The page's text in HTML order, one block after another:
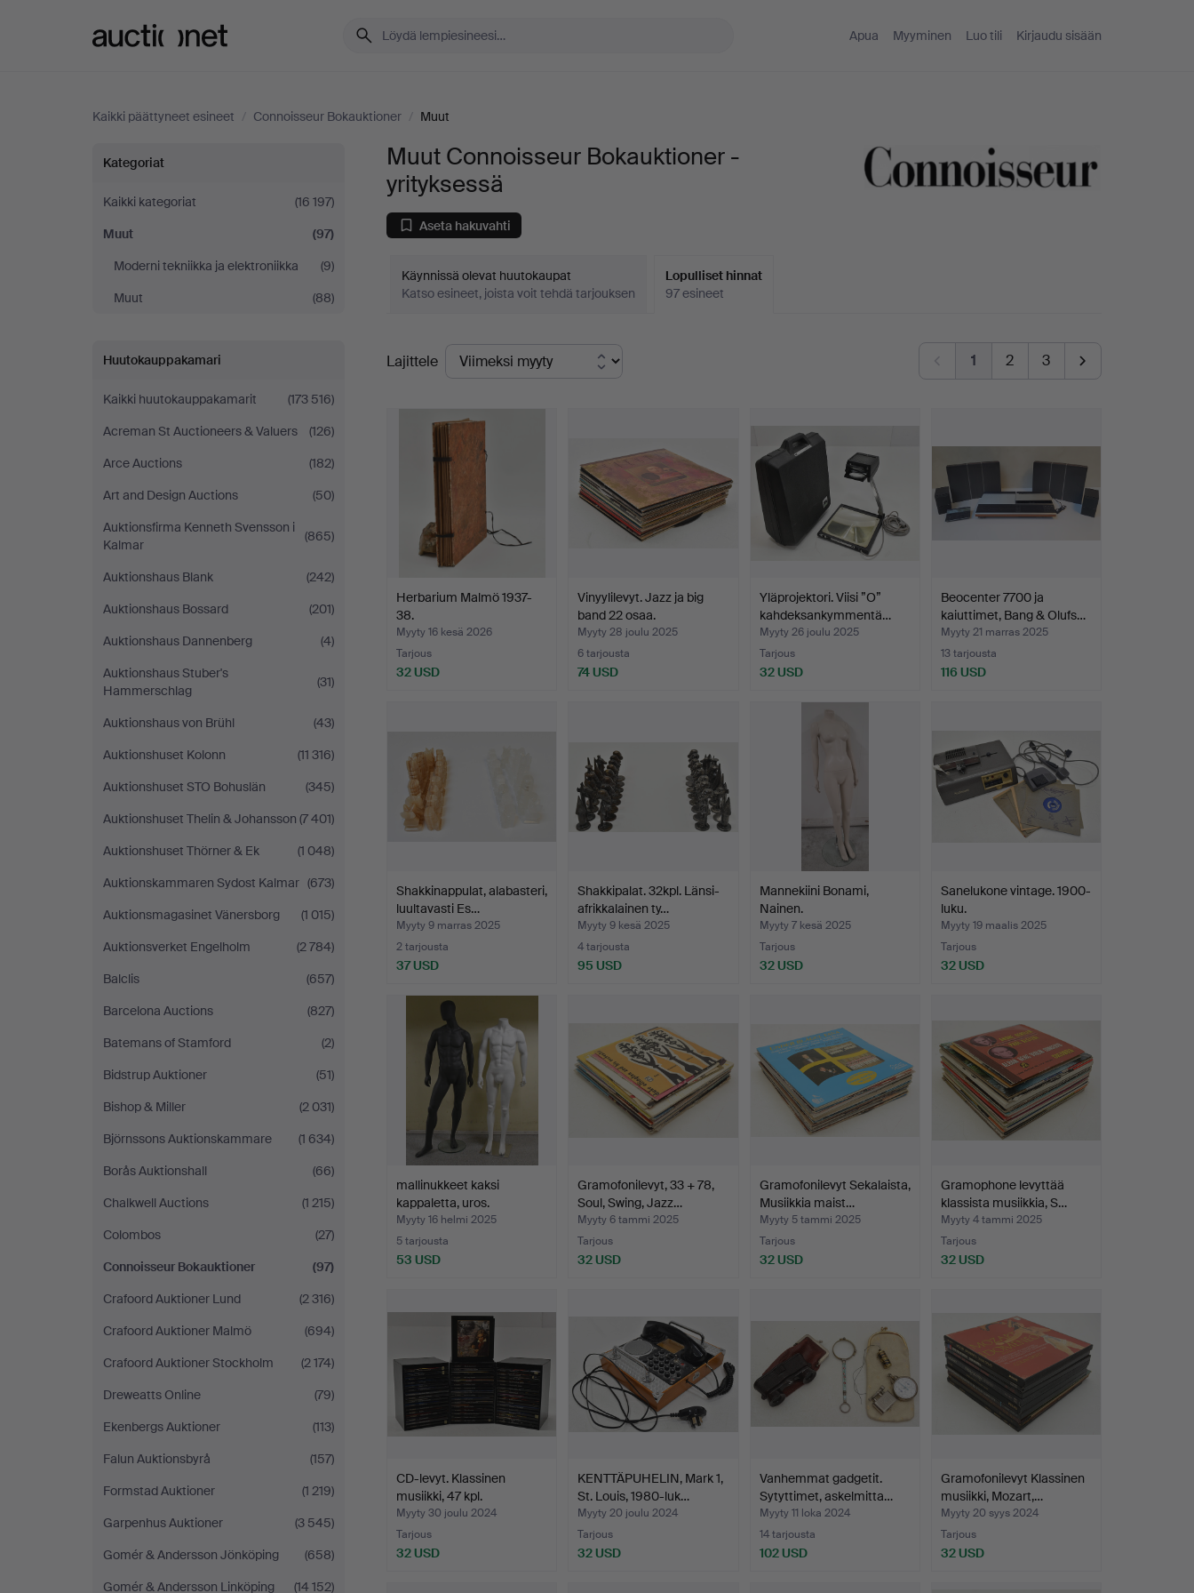
Apua Myyminen Luo tili Kirjaudu sisään
Kaikki päättyneet esineet / Connoisseur Bokauktioner / Muut
Muut
Connoisseur
Bokauktioner
Kategoriat
Kaikki kategoriat
(16 197)
Muut
(97)
Moderni tekniikka ja elektroniikka
(9)
Muut
(88)
Huutokauppakamari
Kaikki huutokauppakamarit
(173 516)
Acreman St Auctioneers & Valuers
(126)
Arce Auctions
(182)
Art and Design Auctions
(50)
Auktionsfirma Kenneth Svensson i
Kalmar
(865)
Auktionshaus Blank
(242)
Auktionshaus Bossard
(201)
Auktionshaus Dannenberg
(4)
Auktionshaus Stuber's
Hammerschlag
(31)
Auktionshaus von Brühl
(43)
Auktionshuset Kolonn
(11 316)
Auktionshuset STO Bohuslän
(345)
Auktionshuset Thelin & Johansson (7 401)
Auktionshuset Thörner & Ek
(1 048)
Auktionskammaren Sydost Kalmar (673)
Auktionsmagasinet Vänersborg
(1 015)
Auktionsverket Engelholm
(2 784)
Balclis
(657)
Barcelona Auctions
(827)
Batemans of Stamford
(2)
Bidstrup Auktioner
(51)
Bishop & Miller
(2 031)
Björnssons Auktionskammare
(1 634)
Borås Auktionshall
(66)
Chalkwell Auctions
(1 215)
Colombos
(27)
Connoisseur Bokauktioner
(97)
Crafoord Auktioner Lund
(2 316)
Crafoord Auktioner Malmö
(694)
Crafoord Auktioner Stockholm
(2 174)
Dreweatts Online
(79)
Ekenbergs Auktioner
(113)
Falun Auktionsbyrå
(157)
Formstad Auktioner
(1 219)
Garpenhus Auktioner
(3 545)
Gomér & Andersson Jönköping
(658)
Gomér & Andersson Linköping
(14 152)
Muut Connoisseur Bokauktioner -
yrityksessä
Aseta hakuvahti
Käynnissä olevat huutokaupat
Katso esineet, joista voit tehdä tarjouksen
Lopulliset hinnat
97 esineet
Lopulliset
hinnat
Lajittele 1 2 3
Herbarium Malmö 1937-
38.
Myyty 16 kesä 2026
Tarjous
32 USD
Vinyylilevyt. Jazz ja big
band 22 osaa.
Myyty 28 joulu 2025
6 tarjousta
74 USD
Yläprojektori. Viisi ”O”
kahdeksankymmentä…
Myyty 26 joulu 2025
Tarjous
32 USD
Beocenter 7700 ja
kaiuttimet, Bang & Olufs…
Myyty 21 marras 2025
13 tarjousta
116 USD
Shakkinappulat, alabasteri,
luultavasti Es…
Myyty 9 marras 2025
2 tarjousta
37 USD
Shakkipalat. 32kpl. Länsi-
afrikkalainen ty…
Myyty 9 kesä 2025
4 tarjousta
95 USD
Mannekiini Bonami,
Nainen.
Myyty 7 kesä 2025
Tarjous
32 USD
Sanelukone vintage. 1900-
luku.
Myyty 19 maalis 2025
Tarjous
32 USD
mallinukkeet kaksi
kappaletta, uros.
Myyty 16 helmi 2025
5 tarjousta
53 USD
Gramofonilevyt, 33 + 78,
Soul, Swing, Jazz…
Myyty 6 tammi 2025
Tarjous
32 USD
Gramofonilevyt Sekalaista,
Musiikkia maist…
Myyty 5 tammi 2025
Tarjous
32 USD
Gramophone levyttää
klassista musiikkia, S…
Myyty 4 tammi 2025
Tarjous
32 USD
CD-levyt. Klassinen
musiikki, 47 kpl.
Myyty 30 joulu 2024
Tarjous
32 USD
KENTTÄPUHELIN, Mark 1,
St. Louis, 1980-luk…
Myyty 20 joulu 2024
Tarjous
32 USD
Vanhemmat gadgetit.
Sytyttimet, askelmitta…
Myyty 11 loka 2024
14 tarjousta
102 USD
Gramofonilevyt Klassinen
musiikki, Mozart,…
Myyty 20 syys 2024
Tarjous
32 USD